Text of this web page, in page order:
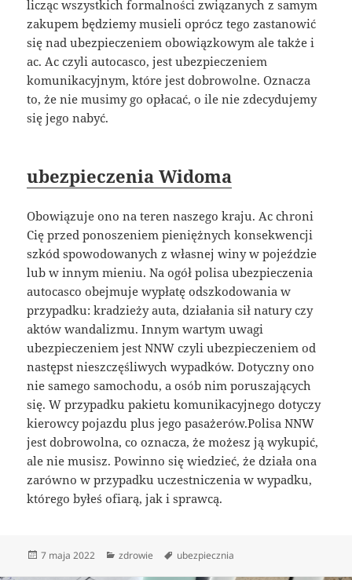
licząc wszystkich formalności związanych z samym
zakupem będziemy musieli oprócz tego zastanowić
się nad ubezpieczeniem obowiązkowym ale także i
ac. Ac czyli autocasco, jest ubezpieczeniem
komunikacyjnym, które jest dobrowolne. Oznacza
to, że nie musimy go opłacać, o ile nie zdecydujemy
się jego nabyć.
ubezpieczenia Widoma
Obowiązuje ono na teren naszego kraju. Ac chroni
Cię przed ponoszeniem pieniężnych konsekwencji
szkód spowodowanych z własnej winy w pojeździe
lub w innym mieniu. Na ogół polisa ubezpieczenia
autocasco obejmuje wypłatę odszkodowania w
przypadku: kradzieży auta, działania sił natury czy
aktów wandalizmu. Innym wartym uwagi
ubezpieczeniem jest NNW czyli ubezpieczeniem od
następst nieszczęśliwych wypadków. Dotyczny ono
nie samego samochodu, a osób nim poruszających
się. W przypadku pakietu komunikacyjnego dotyczy
kierowcy pojazdu plus jego pasażerów.Polisa NNW
jest dobrowolna, co oznacza, że możesz ją wykupić,
ale nie musisz. Powinno się wiedzieć, że działa ona
zarówno w przypadku uczestniczenia w wypadku,
którego byłeś ofiarą, jak i sprawcą.
Data
7 maja 2022 Kategorie
zdrowie Tagi
ubezpiecznia